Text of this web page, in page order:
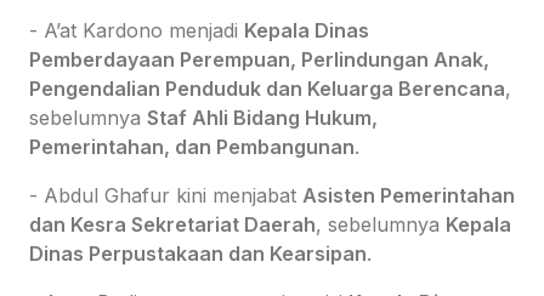
- A’at Kardono menjadi Kepala Dinas
Pemberdayaan Perempuan, Perlindungan Anak,
Pengendalian Penduduk dan Keluarga Berencana,
sebelumnya Staf Ahli Bidang Hukum,
Pemerintahan, dan Pembangunan.
- Abdul Ghafur kini menjabat Asisten Pemerintahan
dan Kesra Sekretariat Daerah, sebelumnya Kepala
Dinas Perpustakaan dan Kearsipan.